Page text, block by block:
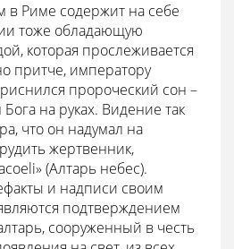
в Риме содержит на себе
тоже обладающую
которая прослеживается
притче, императору
пророческий сон –
на руках. Видение так
что он надумал на
жертвенник,
(Алтарь небес).
и надписи своим
подтверждением
сооруженный в честь